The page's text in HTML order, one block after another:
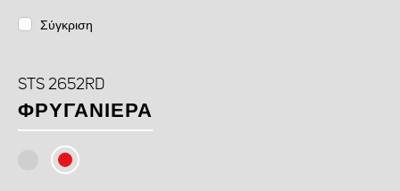
Σύγκριση
STS 2652RD
ΦΡΥΓΑΝΙΈΡΑ